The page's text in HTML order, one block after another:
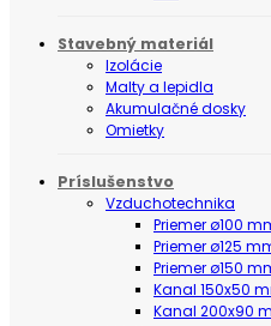
Stavebný materiál
Izolácie
Malty a lepidla
Akumulačné dosky
Omietky
Príslušenstvo
Vzduchotechnika
Priemer ø100
Priemer ø125
Priemer ø150
Kanal 150x50
Kanal 200x90